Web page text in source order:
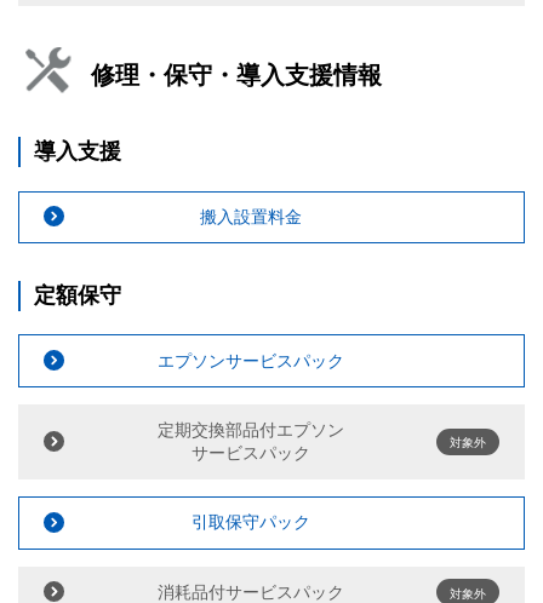
修理・保守・導入支援情報
導入支援
搬入設置料金
定額保守
エプソンサービスパック
定期交換部品付エプソン
サービスパック
対象外
引取保守パック
消耗品付サービスパック 対象外